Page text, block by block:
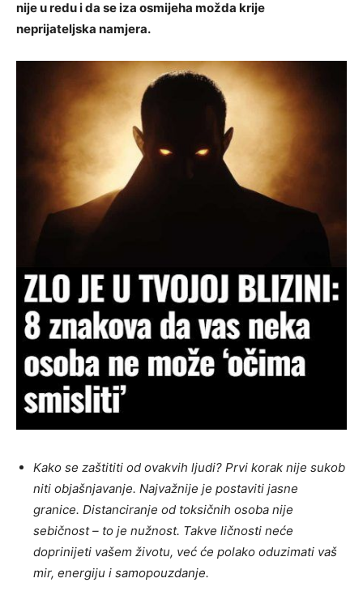
nije u redu i da se iza osmijeha možda krije
neprijateljska namjera.
Kako se zaštititi od ovakvih ljudi? Prvi korak nije sukob
niti objašnjavanje. Najvažnije je postaviti jasne
granice. Distanciranje od toksičnih osoba nije
sebičnost – to je nužnost. Takve ličnosti neće
doprinijeti vašem životu, već će polako oduzimati vaš
mir, energiju i samopouzdanje.